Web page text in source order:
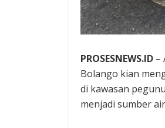
PROSESNEWS.ID –
Bolango kian
di kawasan
menjadi sumber